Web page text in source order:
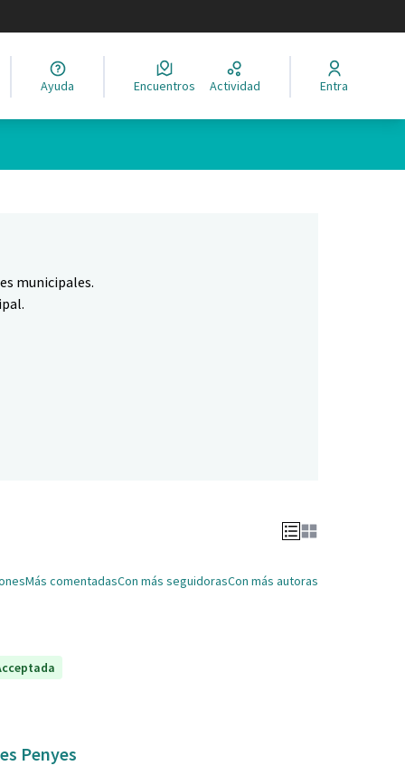
el idioma
Ayuda Encuentros Actividad Entra
municipales.
Más comentadasCon más seguidorasCon más autoras
Penyes